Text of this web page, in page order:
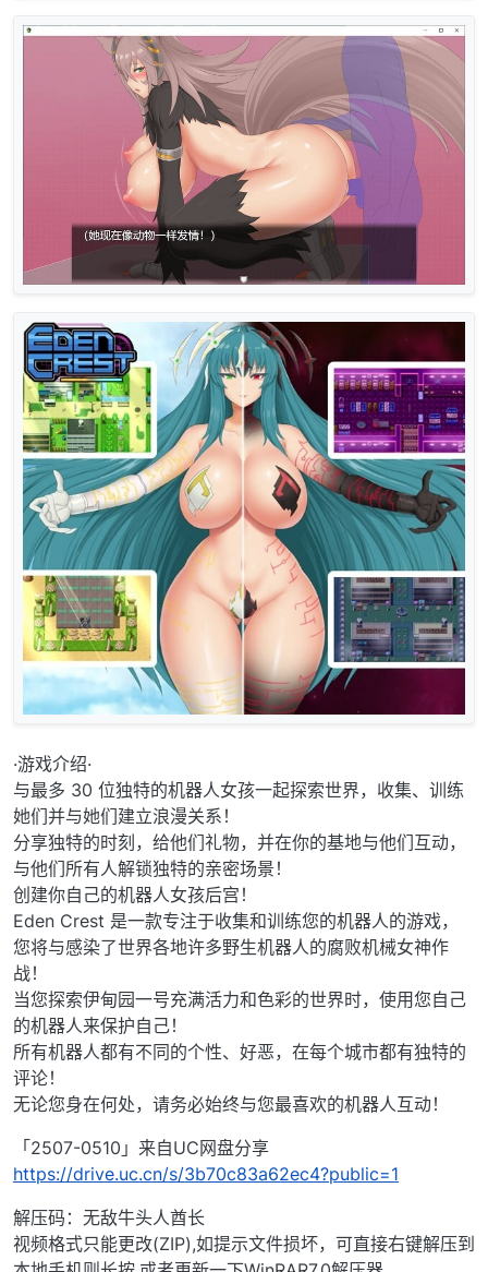
·游戏介绍·
与最多 30 位独特的机器人女孩一起探索世界，收集、训练
她们并与她们建立浪漫关系！
分享独特的时刻，给他们礼物，并在你的基地与他们互动，
与他们所有人解锁独特的亲密场景！
创建你自己的机器人女孩后宫！
Eden Crest 是一款专注于收集和训练您的机器人的游戏，
您将与感染了世界各地许多野生机器人的腐败机械女神作
战！
当您探索伊甸园一号充满活力和色彩的世界时，使用您自己
的机器人来保护自己！
所有机器人都有不同的个性、好恶，在每个城市都有独特的
评论！
无论您身在何处，请务必始终与您最喜欢的机器人互动！
「2507-0510」来自UC网盘分享
https://drive.uc.cn/s/3b70c83a62ec4?public=1
解压码：无敌牛头人酋长
视频格式只能更改(ZIP),如提示文件损坏，可直接右键解压到